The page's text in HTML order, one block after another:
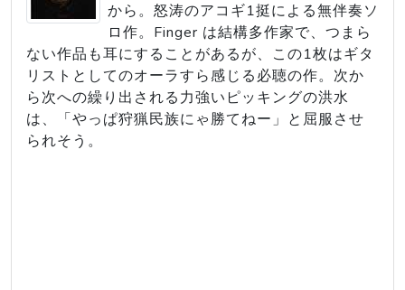
から。怒涛のアコギ1挺による無伴奏ソ
ロ作。Finger は結構多作家で、つまら
ない作品も耳にすることがあるが、この1枚はギタ
リストとしてのオーラすら感じる必聴の作。次か
ら次への繰り出される力強いピッキングの洪水
は、「やっぱ狩猟民族にゃ勝てねー」と屈服させ
られそう。